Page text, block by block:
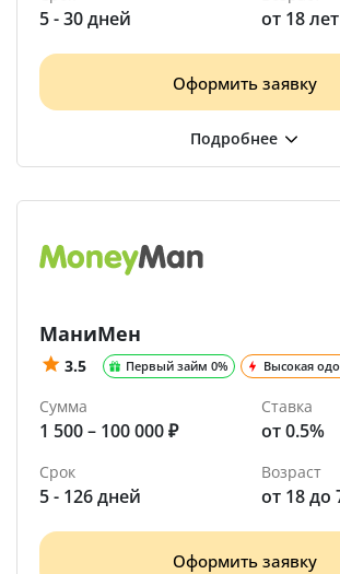
5 - 30 дней от 18 лет
Оформить заявку
МаниМен
3.5 Первый займ 0% Высокая
Сумма
1 500 – 100 000 ₽
Ставка
от 0.5%
Срок
5 - 126 дней
Возраст
от 18 до
Оформить заявку